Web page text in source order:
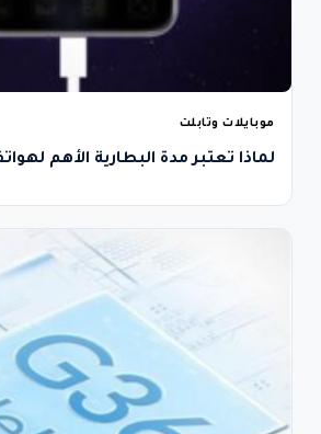
موبايلات وتابلت
لماذا تعتبر مدة البطارية الأهم